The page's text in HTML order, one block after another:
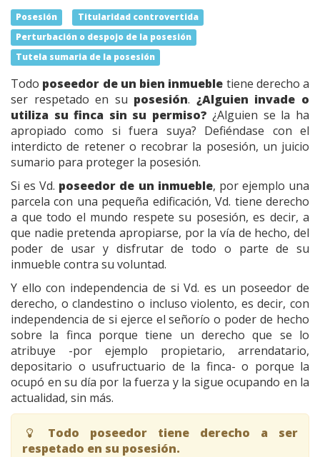
Posesión
Titularidad controvertida
Perturbación o despojo de la posesión
Tutela sumaria de la posesión
Todo poseedor de un bien inmueble tiene derecho a
ser respetado en su posesión. ¿Alguien invade o
utiliza su finca sin su permiso? ¿Alguien se la ha
apropiado como si fuera suya? Defiéndase con el
interdicto de retener o recobrar la posesión, un juicio
sumario para proteger la posesión.
Si es Vd. poseedor de un inmueble, por ejemplo una
parcela con una pequeña edificación, Vd. tiene derecho
a que todo el mundo respete su posesión, es decir, a
que nadie pretenda apropiarse, por la vía de hecho, del
poder de usar y disfrutar de todo o parte de su
inmueble contra su voluntad.
Y ello con independencia de si Vd. es un poseedor de
derecho, o clandestino o incluso violento, es decir, con
independencia de si ejerce el señorío o poder de hecho
sobre la finca porque tiene un derecho que se lo
atribuye -por ejemplo propietario, arrendatario,
depositario o usufructuario de la finca- o porque la
ocupó en su día por la fuerza y la sigue ocupando en la
actualidad, sin más.
Todo poseedor tiene derecho a ser
respetado en su posesión.